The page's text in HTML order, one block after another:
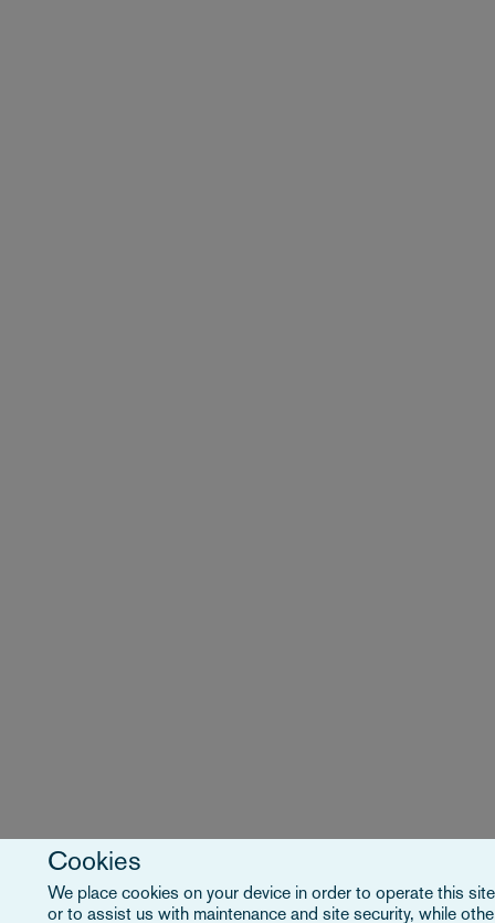
Cookies
We place cookies on your device in order to operate this
or to assist us with maintenance and site security, while